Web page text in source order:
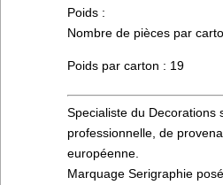
Poids :
Nombre de pièces par
Poids par carton : 19
Specialiste du Decorations
professionnelle, de
européenne.
Marquage Serigraphie